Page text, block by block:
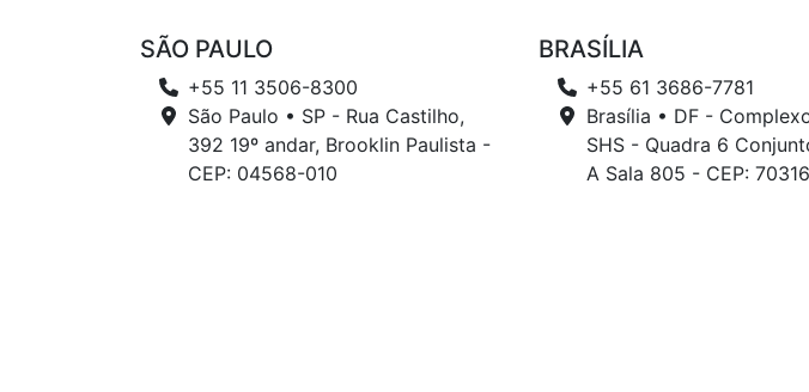
SÃO PAULO
+55 11 3506-8300
São Paulo • SP - Rua Castilho,
392 19º andar, Brooklin Paulista -
CEP: 04568-010
BRASÍLIA
+55 61 3686-7781
Brasília • DF -
SHS - Quadra 6
A Sala 805 - CEP: